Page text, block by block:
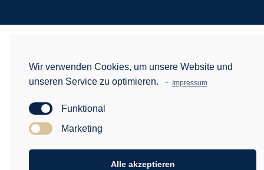
Wir verwenden Cookies, um unsere Website und
unseren Service zu optimieren.
- Impressum
Funktional
Marketing
Alle akzeptieren